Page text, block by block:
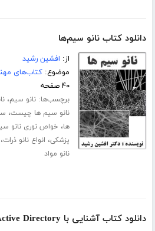
دانلود کتاب نانو سیم‌ها
از: افشین رشید
موضوع:کتاب‌های
۴۰ صفحه
برچسب‌ها:نانو سیم،
نانو سیم ها چیست،
ها، خواص نوری نانو
پزشکی، انواع نانو ذرات،
نانو مواد
دانلود کتاب آشنایی با Active Directory